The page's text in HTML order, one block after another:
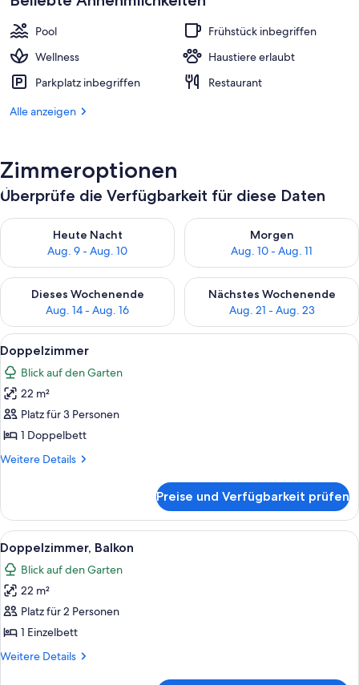
Tägliches inbegriffenes
Pool
Frühstück inbegriffen
Wellness
Haustiere erlaubt
Parkplatz inbegriffen
Restaurant
Alle anzeigen
Zimmeroptionen
Überprüfe die Verfügbarkeit für diese Daten
Heute Nacht
Aug. 9 - Aug. 10
Überprüfe die Verfügbarkeit für heute Nacht, Aug. 9 - Aug.
Morgen
Aug. 10 - Aug. 11
Überprüfe die Verfügbarkeit
Dieses Wochenende
Aug. 14 - Aug. 16
Überprüfe die Verfügbarkeit für dieses Wochenende, Aug. 14
Nächstes Wochenende
Aug. 21 - Aug. 23
Überprüfe die Verfügbarkeit
Alle
Fotos
für
Doppelzimmer
anzeigen
Ein Hotelzimmer mit einem
4
Doppelzimmer
Blick auf den Garten
22 m²
Platz für 3 Personen
1 Doppelbett
Weitere Details
Weitere
Preise und Verfügbarkeit prüfen
Alle
Fotos
für
Doppelzimmer,
Balkon
anzeigen
Ein Hotelzimmer mit einem
8
Doppelzimmer, Balkon
Blick auf den Garten
22 m²
Platz für 2 Personen
1 Einzelbett
Weitere Details
Weitere